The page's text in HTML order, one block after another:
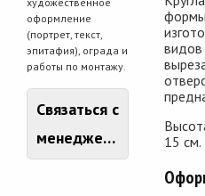
оформление
(портрет, текст,
эпитафия), ограда и
работы по монтажу.
Связаться с
менеджером
видов
15 см.